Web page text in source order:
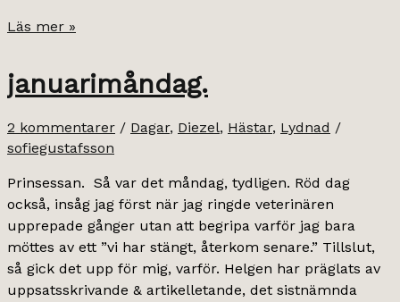
svartvitt
Läs mer »
januarimåndag.
2 kommentarer / Dagar, Diezel, Hästar, Lydnad /
sofiegustafsson
Prinsessan. Så var det måndag, tydligen. Röd dag
också, insåg jag först när jag ringde veterinären
upprepade gånger utan att begripa varför jag bara
möttes av ett ”vi har stängt, återkom senare.” Tillslut,
så gick det upp för mig, varför. Helgen har präglats av
uppsatsskrivande & artikelletande, det sistnämnda